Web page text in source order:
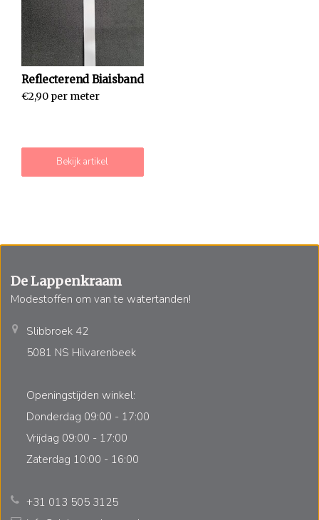
Reflecterend Biaisband
€2,90 per meter
Bekijk artikel
De Lappenkraam
Modestoffen om van te watertanden!
Slibbroek 42
5081 NS Hilvarenbeek
Openingstijden winkel:
Donderdag 09:00 - 17:00
Vrijdag 09:00 - 17:00
Zaterdag 10:00 - 16:00
+31 013 505 3125